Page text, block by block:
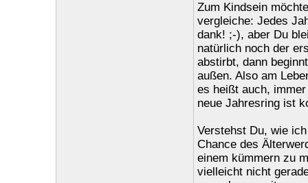
Zum Kindsein
vergleiche: Jedes
dank! ;-), aber Du
natürlich noch der
abstirbt, dann
außen. Also am
es heißt auch,
neue Jahresring ist
Verstehst Du, wie
Chance des
einem kümmern zu
vielleicht nicht